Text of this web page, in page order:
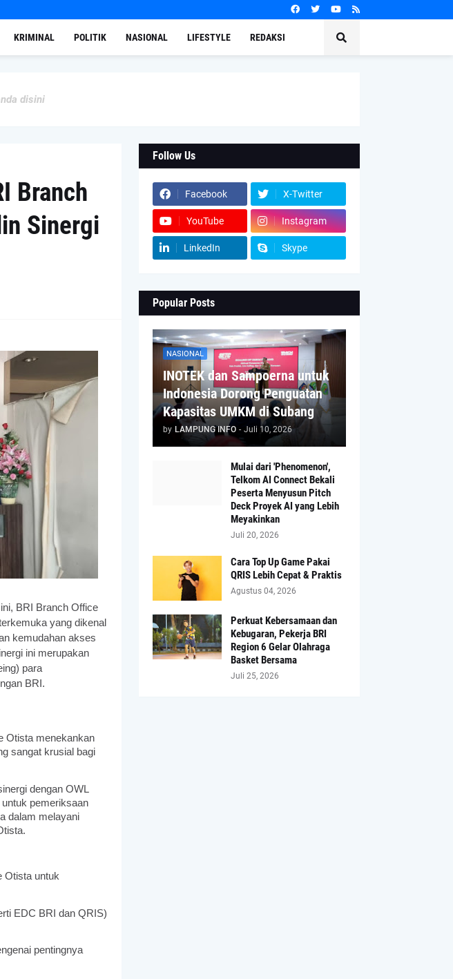
KRIMINAL POLITIK NASIONAL LIFESTYLE REDAKSI
disini
Branch
Sinergi
BRI Branch Office
yang dikenal
kemudahan akses
ini merupakan
para
BRI.
Otista menekankan
sangat krusial bagi
dengan OWL
pemeriksaan
dalam melayani
Otista untuk
EDC BRI dan QRIS)
pentingnya
Follow Us
Facebook X-Twitter
YouTube Instagram
LinkedIn Skype
Popular Posts
NASIONAL
INOTEK dan Sampoerna untuk
Indonesia Dorong Penguatan
Kapasitas UMKM di Subang
by LAMPUNG INFO - Juli 10, 2026
Mulai dari 'Phenomenon',
Telkom AI Connect Bekali
Peserta Menyusun Pitch
Deck Proyek AI yang Lebih
Meyakinkan
Juli 20, 2026
Cara Top Up Game Pakai
QRIS Lebih Cepat & Praktis
Agustus 04, 2026
Perkuat Kebersamaan dan
Kebugaran, Pekerja BRI
Region 6 Gelar Olahraga
Basket Bersama
Juli 25, 2026